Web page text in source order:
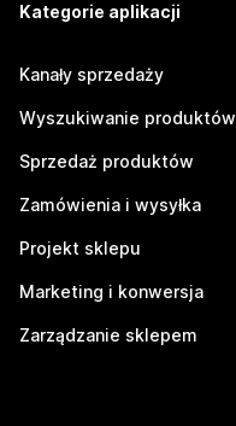
Kategorie aplikacji
Kanały sprzedaży
Wyszukiwanie produktów
Sprzedaż produktów
Zamówienia i wysyłka
Projekt sklepu
Marketing i konwersja
Zarządzanie sklepem